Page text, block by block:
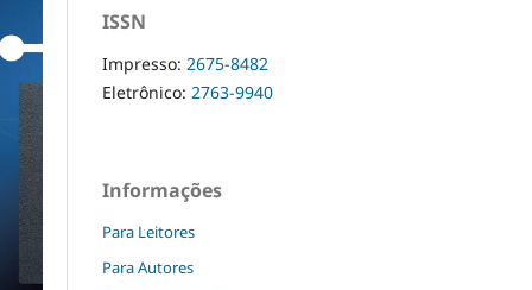
ISSN
Impresso: 2675-8482
Eletrônico: 2763-9940
Informações
Para Leitores
Para Autores